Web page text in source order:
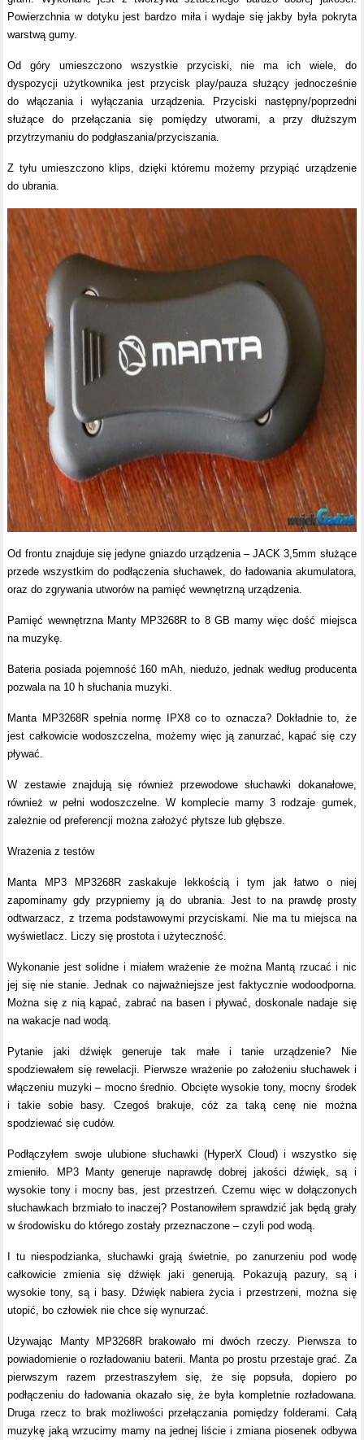
Powierzchnia w dotyku jest bardzo miła i wydaje się jakby była pokryta
warstwą gumy.
Od góry umieszczono wszystkie przyciski, nie ma ich wiele, do
dyspozycji użytkownika jest przycisk play/pauza służący jednocześnie
do włączania i wyłączania urządzenia. Przyciski następny/poprzedni
służące do przełączania się pomiędzy utworami, a przy dłuższym
przytrzymaniu do podgłaszania/przyciszania.
Z tyłu umieszczono klips, dzięki któremu możemy przypiąć urządzenie
do ubrania.
Od frontu znajduje się jedyne gniazdo urządzenia – JACK 3,5mm służące
przede wszystkim do podłączenia słuchawek, do ładowania akumulatora,
oraz do zgrywania utworów na pamięć wewnętrzną urządzenia.
Pamięć wewnętrzna Manty MP3268R to 8 GB mamy więc dość miejsca
na muzykę.
Bateria posiada pojemność 160 mAh, niedużo, jednak według producenta
pozwala na 10 h słuchania muzyki.
Manta MP3268R spełnia normę IPX8 co to oznacza? Dokładnie to, że
jest całkowicie wodoszczelna, możemy więc ją zanurzać, kąpać się czy
pływać.
W zestawie znajdują się również przewodowe słuchawki dokanałowe,
również w pełni wodoszczelne. W komplecie mamy 3 rodzaje gumek,
zależnie od preferencji można założyć płytsze lub głębsze.
Wrażenia z testów
Manta MP3 MP3268R zaskakuje lekkością i tym jak łatwo o niej
zapominamy gdy przypniemy ją do ubrania. Jest to na prawdę prosty
odtwarzacz, z trzema podstawowymi przyciskami. Nie ma tu miejsca na
wyświetlacz. Liczy się prostota i użyteczność.
Wykonanie jest solidne i miałem wrażenie że można Mantą rzucać i nic
jej się nie stanie. Jednak co najważniejsze jest faktycznie wodoodporna.
Można się z nią kąpać, zabrać na basen i pływać, doskonale nadaje się
na wakacje nad wodą.
Pytanie jaki dźwięk generuje tak małe i tanie urządzenie? Nie
spodziewałem się rewelacji. Pierwsze wrażenie po założeniu słuchawek i
włączeniu muzyki – mocno średnio. Obcięte wysokie tony, mocny środek
i takie sobie basy. Czegoś brakuje, cóż za taką cenę nie można
spodziewać się cudów.
Podłączyłem swoje ulubione słuchawki (HyperX Cloud) i wszystko się
zmieniło. MP3 Manty generuje naprawdę dobrej jakości dźwięk, są i
wysokie tony i mocny bas, jest przestrzeń. Czemu więc w dołączonych
słuchawkach brzmiało to inaczej? Postanowiłem sprawdzić jak będą grały
w środowisku do którego zostały przeznaczone – czyli pod wodą.
I tu niespodzianka, słuchawki grają świetnie, po zanurzeniu pod wodę
całkowicie zmienia się dźwięk jaki generują. Pokazują pazury, są i
wysokie tony, są i basy. Dźwięk nabiera życia i przestrzeni, można się
utopić, bo człowiek nie chce się wynurzać.
Używając Manty MP3268R brakowało mi dwóch rzeczy. Pierwsza to
powiadomienie o rozładowaniu baterii. Manta po prostu przestaje grać. Za
pierwszym razem przestraszyłem się, że się popsuła, dopiero po
podłączeniu do ładowania okazało się, że była kompletnie rozładowana.
Druga rzecz to brak możliwości przełączania pomiędzy folderami. Całą
muzykę jaką wrzucimy mamy na jednej liście i zmiana piosenek odbywa